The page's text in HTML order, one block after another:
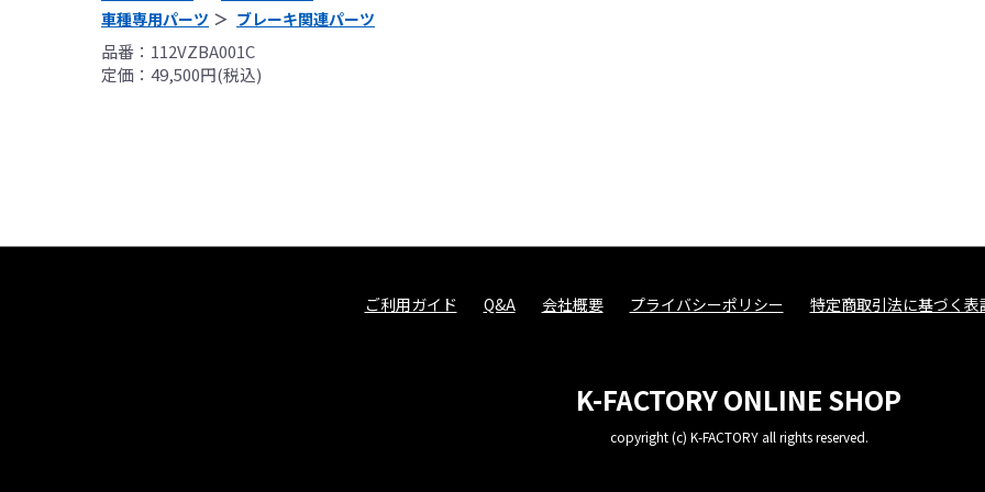
車種専用パーツ
ブレーキ関連パーツ
品番：112VZBA001C
定価：49,500円(税込)
ご利用ガイド Q&A 会社概要 プライバシーポリシー 特定商取引法に基づく表
K-FACTORY ONLINE SHOP
copyright (c) K-FACTORY all rights reserved.